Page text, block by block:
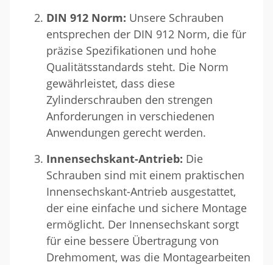
DIN 912 Norm: Unsere Schrauben
entsprechen der DIN 912 Norm, die für
präzise Spezifikationen und hohe
Qualitätsstandards steht. Die Norm
gewährleistet, dass diese
Zylinderschrauben den strengen
Anforderungen in verschiedenen
Anwendungen gerecht werden.
Innensechskant-Antrieb: Die
Schrauben sind mit einem praktischen
Innensechskant-Antrieb ausgestattet,
der eine einfache und sichere Montage
ermöglicht. Der Innensechskant sorgt
für eine bessere Übertragung von
Drehmoment, was die Montagearbeiten